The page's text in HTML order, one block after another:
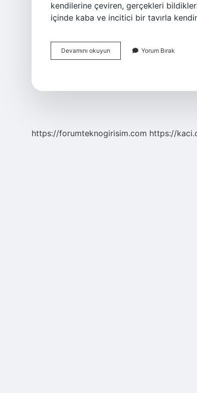
kendilerine çeviren, gerçekleri
içinde kaba ve incitici bir tavırla
Devamını okuyun Terbiyesiz
Insan
Yorum Bırak
https://forumteknogirisim.com https://